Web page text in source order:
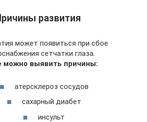
развития
может появиться при сбое
сетчатки глаза.
можно выявить причины:
атерсклероз сосудов
сахарный диабет
инсульт